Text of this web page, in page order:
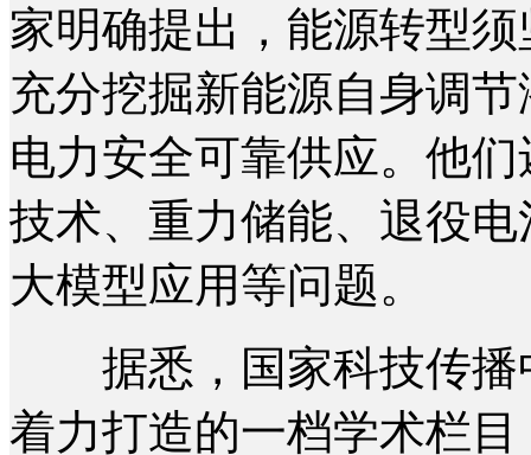
家明确提出，能源转型
充分挖掘新能源自身调
电力安全可靠供应。他
技术、重力储能、退役
大模型应用等问题。
据悉，国家科技传播
着力打造的一档学术栏